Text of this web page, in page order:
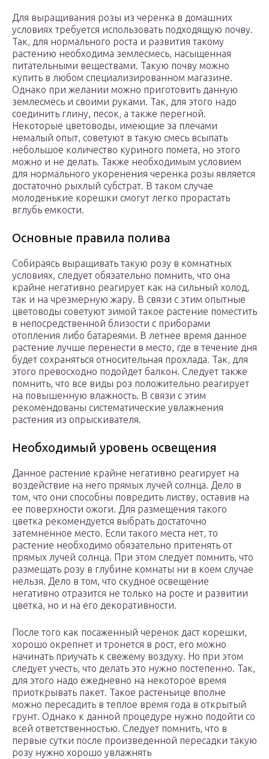
Для выращивания розы из черенка в домашних
условиях требуется использовать подходящую почву.
Так, для нормального роста и развития такому
растению необходима землесмесь, насыщенная
питательными веществами. Такую почву можно
купить в любом специализированном магазине.
Однако при желании можно приготовить данную
землесмесь и своими руками. Так, для этого надо
соединить глину, песок, а также перегной.
Некоторые цветоводы, имеющие за плечами
немалый опыт, советуют в такую смесь всыпать
небольшое количество куриного помета, но этого
можно и не делать. Также необходимым условием
для нормального укоренения черенка розы является
достаточно рыхлый субстрат. В таком случае
молоденькие корешки смогут легко прорастать
вглубь емкости.
Основные правила полива
Собираясь выращивать такую розу в комнатных
условиях, следует обязательно помнить, что она
крайне негативно реагирует как на сильный холод,
так и на чрезмерную жару. В связи с этим опытные
цветоводы советуют зимой такое растение поместить
в непосредственной близости с приборами
отопления либо батареями. В летнее время данное
растение лучше перенести в место, где в течение дня
будет сохраняться относительная прохлада. Так, для
этого превосходно подойдет балкон. Следует также
помнить, что все виды роз положительно реагирует
на повышенную влажность. В связи с этим
рекомендованы систематические увлажнения
растения из опрыскивателя.
Необходимый уровень освещения
Данное растение крайне негативно реагирует на
воздействие на него прямых лучей солнца. Дело в
том, что они способны повредить листву, оставив на
ее поверхности ожоги. Для размещения такого
цветка рекомендуется выбрать достаточно
затемненное место. Если такого места нет, то
растение необходимо обязательно притенять от
прямых лучей солнца. При этом следует помнить, что
размещать розу в глубине комнаты ни в коем случае
нельзя. Дело в том, что скудное освещение
негативно отразится не только на росте и развитии
цветка, но и на его декоративности.
После того как посаженный черенок даст корешки,
хорошо окрепнет и тронется в рост, его можно
начинать приучать к свежему воздуху. Но при этом
следует учесть, что делать это нужно постепенно. Так,
для этого надо ежедневно на некоторое время
приоткрывать пакет. Такое растеньице вполне
можно пересадить в теплое время года в открытый
грунт. Однако к данной процедуре нужно подойти со
всей ответственностью. Следует помнить, что в
первые сутки после произведенной пересадки такую
розу нужно хорошо увлажнять